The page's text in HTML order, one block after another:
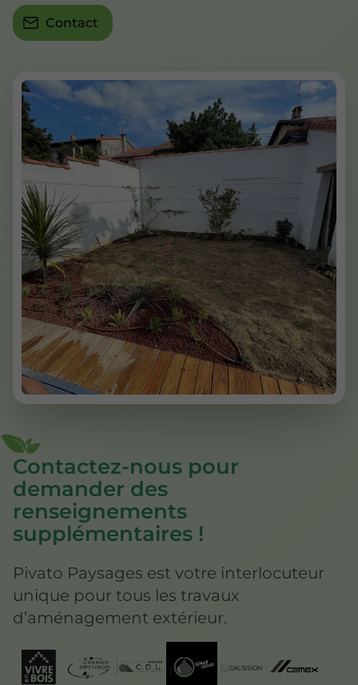
Contact
Contactez-nous pour
demander des
renseignements
supplémentaires !
Pivato Paysages est votre interlocuteur
unique pour tous les travaux
d’aménagement extérieur.